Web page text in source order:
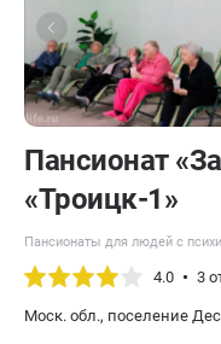
Пансионат
«Троицк-1»
Пансионаты для людей с
4.0 3
Моск. обл., поселение